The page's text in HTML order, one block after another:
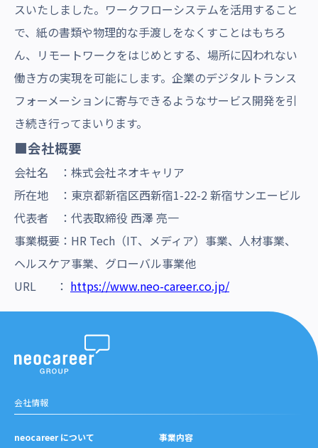
スいたしました。ワークフローシステムを活用すること
で、紙の書類や物理的な手渡しをなくすことはもちろ
ん、リモートワークをはじめとする、場所に囚われない
働き方の実現を可能にします。企業のデジタルトランス
フォーメーションに寄与できるようなサービス開発を引
き続き行ってまいります。
■会社概要
会社名 ：株式会社ネオキャリア
所在地 ：東京都新宿区西新宿1-22-2 新宿サンエービル
代表者 ：代表取締役 西澤 亮一
事業概要：HR Tech（IT、メディア）事業、人材事業、
ヘルスケア事業、グローバル事業他
URL ： https://www.neo-career.co.jp/
会社情報
neocareer について
事業内容